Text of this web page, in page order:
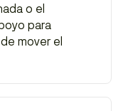
o el
para
mover el